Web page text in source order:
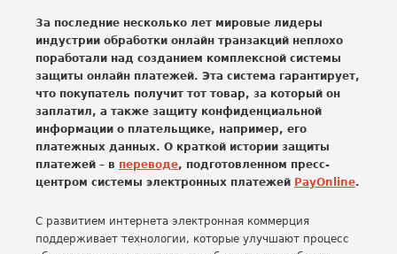
За последние несколько лет мировые лидеры
индустрии обработки онлайн транзакций неплохо
поработали над созданием комплексной системы
защиты онлайн платежей. Эта система гарантирует,
что покупатель получит тот товар, за который он
заплатил, а также защиту конфиденциальной
информации о плательщике, например, его
платежных данных. О краткой истории защиты
платежей – в переводе, подготовленном пресс-
центром системы электронных платежей PayOnline.
С развитием интернета электронная коммерция
поддерживает технологии, которые улучшают процесс